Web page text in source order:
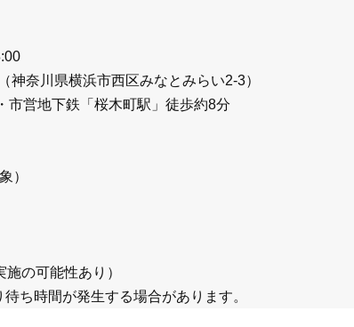
奈川県横浜市西区みなとみらい2-3）
市営地下鉄「桜木町駅」徒歩約8分
）
の可能性あり）
ち時間が発生する場合があります。